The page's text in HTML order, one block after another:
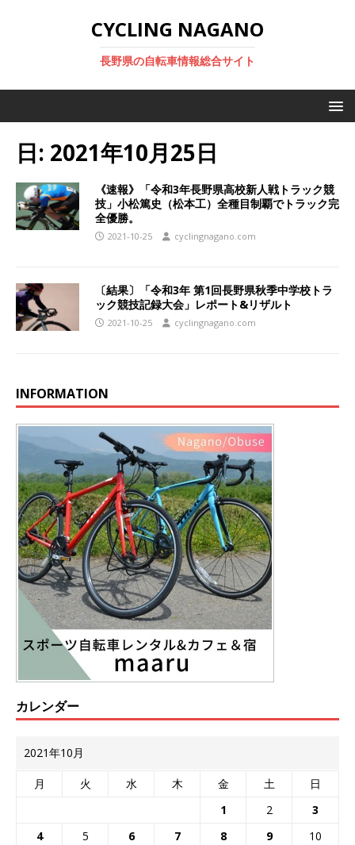
CYCLING NAGANO
長野県の自転車情報総合サイト
日: 2021年10月25日
《速報》「令和3年長野県高校新人戦トラック競
技」小松篤史（松本工）全種目制覇でトラック完
全優勝。
2021-10-25 cyclingnagano.com
〔結果〕「令和3年 第1回長野県秋季中学校トラ
ック競技記録大会」レポート&リザルト
2021-10-25 cyclingnagano.com
INFORMATION
カレンダー
2021年10月
月 火 水 木 金 土
日
1
2
3
4
5 6 7 8 9
10